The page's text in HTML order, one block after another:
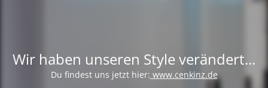
Wir haben unseren Style verändert...
Du findest uns jetzt hier: www.cenkinz.de